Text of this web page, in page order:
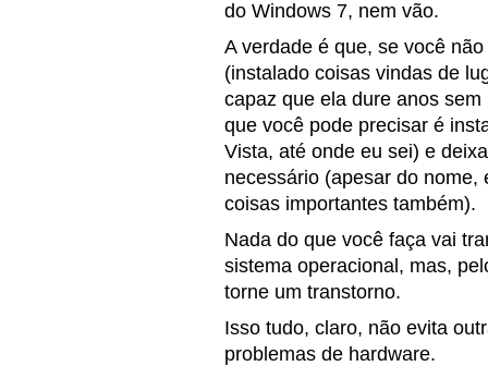
do Windows 7, nem vão.
A verdade é que, se você
(instalado coisas vindas de
capaz que ela dure anos
que você pode precisar é
Vista, até onde eu sei) e
necessário (apesar do
coisas importantes também).
Nada do que você faça vai
sistema operacional, mas,
torne um transtorno.
Isso tudo, claro, não evita
problemas de hardware.